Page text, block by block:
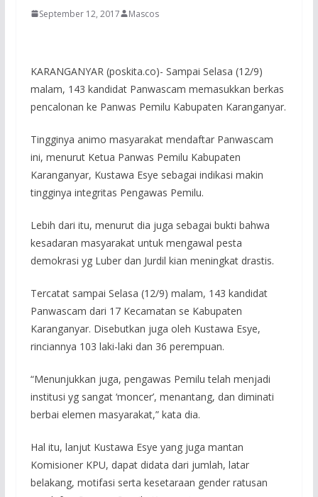
September 12, 2017 Mascos
KARANGANYAR (poskita.co)- Sampai Selasa (12/9)
malam, 143 kandidat Panwascam memasukkan berkas
pencalonan ke Panwas Pemilu Kabupaten Karanganyar.
Tingginya animo masyarakat mendaftar Panwascam
ini, menurut Ketua Panwas Pemilu Kabupaten
Karanganyar, Kustawa Esye sebagai indikasi makin
tingginya integritas Pengawas Pemilu.
Lebih dari itu, menurut dia juga sebagai bukti bahwa
kesadaran masyarakat untuk mengawal pesta
demokrasi yg Luber dan Jurdil kian meningkat drastis.
Tercatat sampai Selasa (12/9) malam, 143 kandidat
Panwascam dari 17 Kecamatan se Kabupaten
Karanganyar. Disebutkan juga oleh Kustawa Esye,
rinciannya 103 laki-laki dan 36 perempuan.
“Menunjukkan juga, pengawas Pemilu telah menjadi
institusi yg sangat ‘moncer’, menantang, dan diminati
berbai elemen masyarakat,” kata dia.
Hal itu, lanjut Kustawa Esye yang juga mantan
Komisioner KPU, dapat didata dari jumlah, latar
belakang, motifasi serta kesetaraan gender ratusan